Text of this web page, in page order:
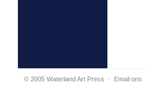
© 2005 Waterland Art Press · Email ons